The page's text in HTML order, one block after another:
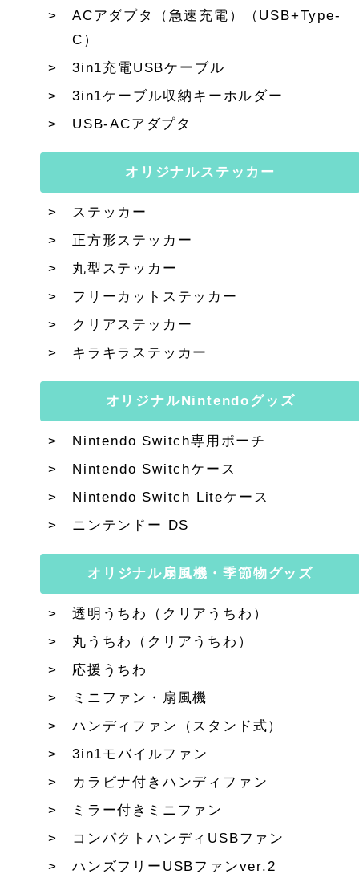
ACアダプタ（急速充電）（USB+Type-
C）
3in1充電USBケーブル
3in1ケーブル収納キーホルダー
USB-ACアダプタ
オリジナルステッカー
ステッカー
正方形ステッカー
丸型ステッカー
フリーカットステッカー
クリアステッカー
キラキラステッカー
オリジナルNintendoグッズ
Nintendo Switch専用ポーチ
Nintendo Switchケース
Nintendo Switch Liteケース
ニンテンドー DS
オリジナル扇風機・季節物グッズ
透明うちわ（クリアうちわ）
丸うちわ（クリアうちわ）
応援うちわ
ミニファン・扇風機
ハンディファン（スタンド式）
3in1モバイルファン
カラビナ付きハンディファン
ミラー付きミニファン
コンパクトハンディUSBファン
ハンズフリーUSBファンver.2